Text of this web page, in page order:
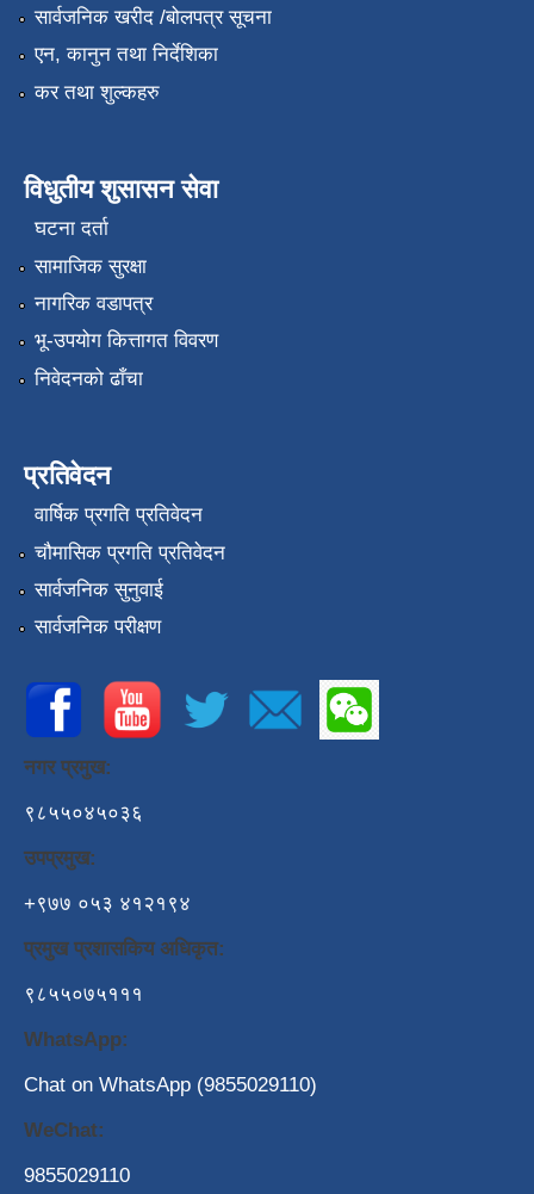
सार्वजनिक खरीद /बोलपत्र सूचना
एन, कानुन तथा निर्देशिका
कर तथा शुल्कहरु
विधुतीय शुसासन सेवा
घटना दर्ता
सामाजिक सुरक्षा
नागरिक वडापत्र
भू-उपयोग कित्तागत विवरण
निवेदनको ढाँचा
प्रतिवेदन
वार्षिक प्रगति प्रतिवेदन
चौमासिक प्रगति प्रतिवेदन
सार्वजनिक सुनुवाई
सार्वजनिक परीक्षण
नगर प्रमुख:
९८५५०४५०३६
उपप्रमुख:
+९७७ ०५३ ४१२१९४
प्रमुख प्रशासकिय अधिकृत:
९८५५०७५१११
WhatsApp:
Chat on WhatsApp (9855029110)
WeChat:
9855029110